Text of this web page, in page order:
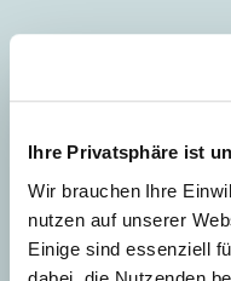
Ihre Privatsphäre ist
Wir brauchen Ihre
nutzen auf unserer
Einige sind essenziell